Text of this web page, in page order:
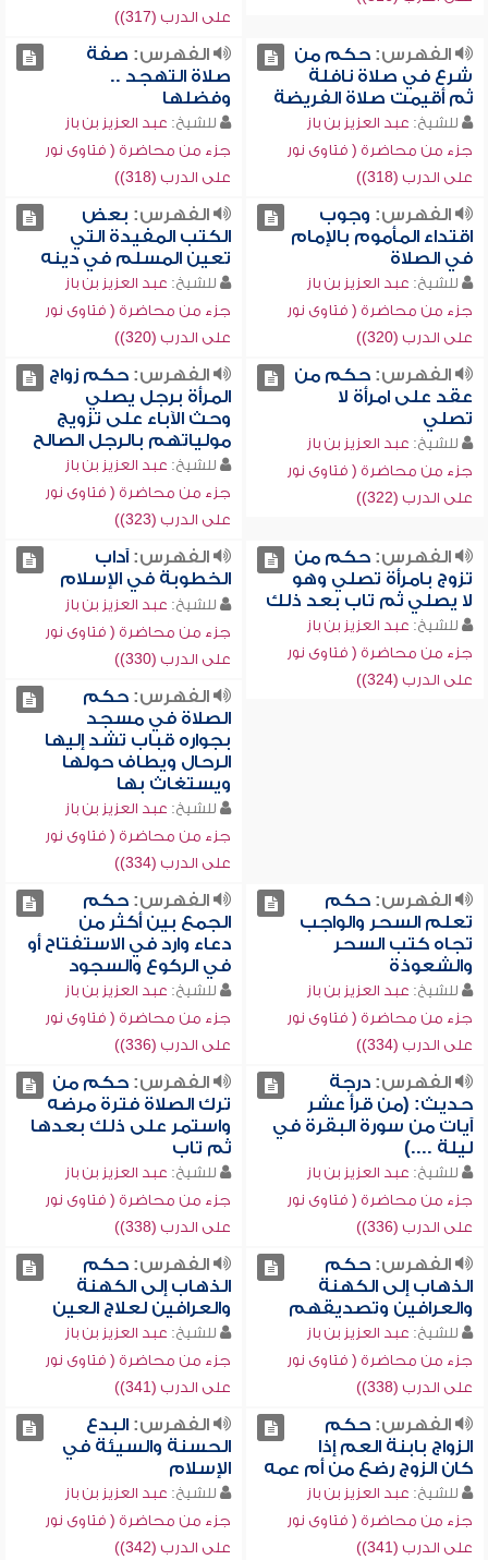
على الدرب (317))
الفهرس:حكم من
شرع في صلاة نافلة
ثم أقيمت صلاة الفريضة
للشيخ: عبد العزيز بن باز
جزء من محاضرة ( فتاوى نور
على الدرب (318))
الفهرس: صفة
صلاة التهجد ..
وفضلها
للشيخ: عبد العزيز بن باز
جزء من محاضرة ( فتاوى نور
على الدرب (318))
الفهرس: وجوب
اقتداء المأموم بالإمام
في الصلاة
للشيخ: عبد العزيز بن باز
جزء من محاضرة ( فتاوى نور
على الدرب (320))
الفهرس: بعض
الكتب المفيدة التي
تعين المسلم في دينه
للشيخ: عبد العزيز بن باز
جزء من محاضرة ( فتاوى نور
على الدرب (320))
الفهرس:حكم من
عقد على امرأة لا
تصلي
للشيخ: عبد العزيز بن باز
جزء من محاضرة ( فتاوى نور
على الدرب (322))
الفهرس:حكم زواج
المرأة برجل يصلي
وحث الآباء على تزويج
مولياتهم بالرجل الصالح
للشيخ: عبد العزيز بن باز
جزء من محاضرة ( فتاوى نور
على الدرب (323))
الفهرس:حكم من
تزوج بامرأة تصلي وهو
لا يصلي ثم تاب بعد ذلك
للشيخ: عبد العزيز بن باز
جزء من محاضرة ( فتاوى نور
على الدرب (324))
الفهرس:آداب
الخطوبة في الإسلام
للشيخ: عبد العزيز بن باز
جزء من محاضرة ( فتاوى نور
على الدرب (330))
الفهرس:حكم
الصلاة في مسجد
بجواره قباب تشد إليها
الرحال ويطاف حولها
ويستغاث بها
للشيخ: عبد العزيز بن باز
جزء من محاضرة ( فتاوى نور
على الدرب (334))
الفهرس:حكم
تعلم السحر والواجب
تجاه كتب السحر
والشعوذة
للشيخ: عبد العزيز بن باز
جزء من محاضرة ( فتاوى نور
على الدرب (334))
الفهرس:حكم
الجمع بين أكثر من
دعاء وارد في الاستفتاح أو
في الركوع والسجود
للشيخ: عبد العزيز بن باز
جزء من محاضرة ( فتاوى نور
على الدرب (336))
الفهرس:درجة
حديث: (من قرأ عشر
آيات من سورة البقرة في
ليلة ....)
للشيخ: عبد العزيز بن باز
جزء من محاضرة ( فتاوى نور
على الدرب (336))
الفهرس:حكم من
ترك الصلاة فترة مرضه
واستمر على ذلك بعدها
ثم تاب
للشيخ: عبد العزيز بن باز
جزء من محاضرة ( فتاوى نور
على الدرب (338))
الفهرس:حكم
الذهاب إلى الكهنة
والعرافين وتصديقهم
للشيخ: عبد العزيز بن باز
جزء من محاضرة ( فتاوى نور
على الدرب (338))
الفهرس:حكم
الذهاب إلى الكهنة
والعرافين لعلاج العين
للشيخ: عبد العزيز بن باز
جزء من محاضرة ( فتاوى نور
على الدرب (341))
الفهرس:حكم
الزواج بابنة العم إذا
كان الزوج رضع من أم عمه
للشيخ: عبد العزيز بن باز
جزء من محاضرة ( فتاوى نور
على الدرب (341))
الفهرس:البدع
الحسنة والسيئة في
الإسلام
للشيخ: عبد العزيز بن باز
جزء من محاضرة ( فتاوى نور
على الدرب (342))